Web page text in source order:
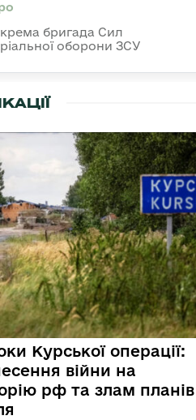
бригада Сил
оборони ЗСУ
Курської операції:
війни на
рф та злам планів